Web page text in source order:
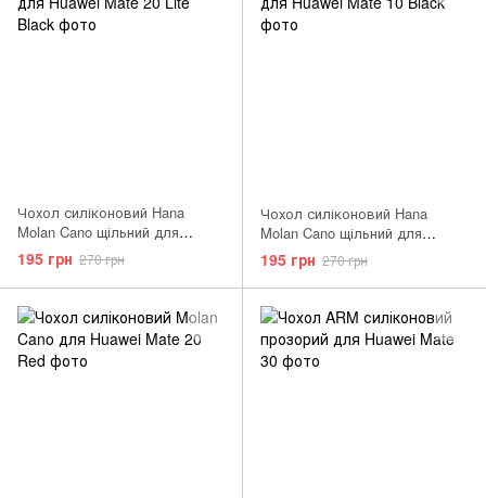
Чохол силіконовий Hana
Molan Cano щільний для
Huawei Matte 20 Lite чорний
Black
195 грн 270 грн
Чохол силіконовий Hana
Molan Cano щільний для
Huawei Matte 10 чорний Black
195 грн 270 грн